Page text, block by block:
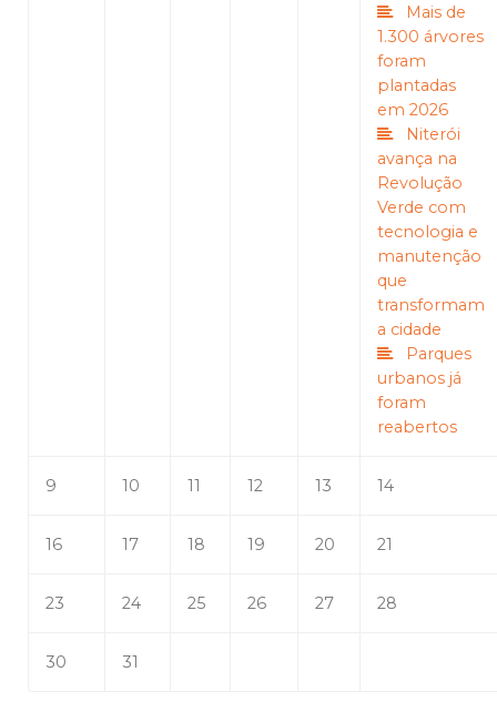
Mais de
1.300 árvores
foram
plantadas
em 2026
Niterói
avança na
Revolução
Verde com
tecnologia e
manutenção
que
transformam
a cidade
Parques
urbanos já
foram
reabertos
9 10 11 12 13 14
16 17 18 19 20 21
23 24 25 26 27 28
30 31